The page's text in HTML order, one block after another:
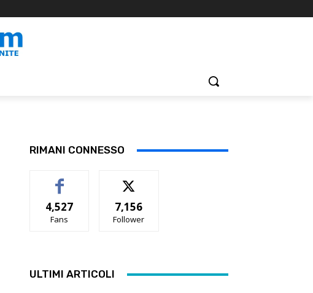
RIMANI CONNESSO
4,527
Fans
7,156
Follower
ULTIMI ARTICOLI